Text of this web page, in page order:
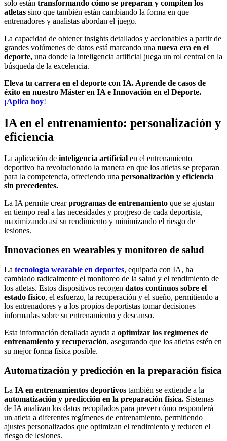
solo están transformando cómo se preparan y compiten los
atletas sino que también están cambiando la forma en que
entrenadores y analistas abordan el juego.
La capacidad de obtener insights detallados y accionables a partir de
grandes volúmenes de datos está marcando una nueva era en el
deporte, una donde la inteligencia artificial juega un rol central en la
búsqueda de la excelencia.
Eleva tu carrera en el deporte con IA. Aprende de casos de
éxito en nuestro Máster en IA e Innovación en el Deporte.
¡Aplica hoy!
IA en el entrenamiento: personalización y
eficiencia
La aplicación de inteligencia artificial en el entrenamiento
deportivo ha revolucionado la manera en que los atletas se preparan
para la competencia, ofreciendo una personalización y eficiencia
sin precedentes.
La IA permite crearprogramas de entrenamiento que se ajustan
en tiempo real a las necesidades y progreso de cada deportista,
maximizando así su rendimiento y minimizando el riesgo de
lesiones.
Innovaciones en wearables y monitoreo de salud
La tecnología wearable en deportes, equipada con IA, ha
cambiado radicalmente el monitoreo de la salud y el rendimiento de
los atletas. Estos dispositivos recogen datos continuos sobre el
estado físico, el esfuerzo, la recuperación y el sueño, permitiendo a
los entrenadores y a los propios deportistas tomar decisiones
informadas sobre su entrenamiento y descanso.
Esta información detallada ayuda a optimizar los regímenes de
entrenamiento y recuperación, asegurando que los atletas estén en
su mejor forma física posible.
Automatización y predicción en la preparación física
La IA en entrenamientos deportivos también se extiende a la
automatización y predicción en la preparación física. Sistemas
de IA analizan los datos recopilados para prever cómo responderá
un atleta a diferentes regímenes de entrenamiento, permitiendo
ajustes personalizados que optimizan el rendimiento y reducen el
riesgo de lesiones.